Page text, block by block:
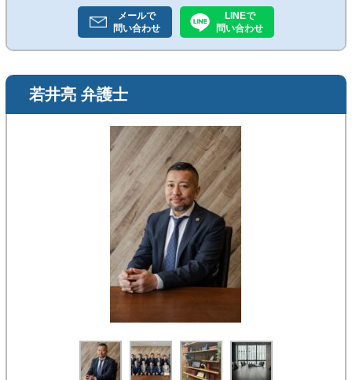
メールで
問い合わせ
LINEで
問い合わせ
若井亮 弁護士